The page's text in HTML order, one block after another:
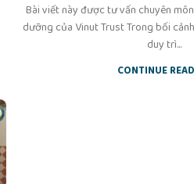
Bài viết này được tư vấn chuyên
dưỡng của Vinut Trust Trong bối
duy trì...
CONTINUE